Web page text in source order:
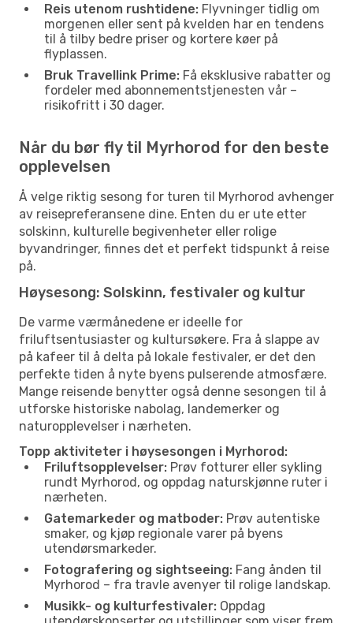
Reis utenom rushtidene: Flyvninger tidlig om
morgenen eller sent på kvelden har en tendens
til å tilby bedre priser og kortere køer på
flyplassen.
Bruk Travellink Prime: Få eksklusive rabatter og
fordeler med abonnementstjenesten vår –
risikofritt i 30 dager.
Når du bør fly til Myrhorod for den beste
opplevelsen
Å velge riktig sesong for turen til Myrhorod avhenger
av reisepreferansene dine. Enten du er ute etter
solskinn, kulturelle begivenheter eller rolige
byvandringer, finnes det et perfekt tidspunkt å reise
på.
Høysesong: Solskinn, festivaler og kultur
De varme værmånedene er ideelle for
friluftsentusiaster og kultursøkere. Fra å slappe av
på kafeer til å delta på lokale festivaler, er det den
perfekte tiden å nyte byens pulserende atmosfære.
Mange reisende benytter også denne sesongen til å
utforske historiske nabolag, landemerker og
naturopplevelser i nærheten.
Topp aktiviteter i høysesongen i Myrhorod:
Friluftsopplevelser: Prøv fotturer eller sykling
rundt Myrhorod, og oppdag naturskjønne ruter i
nærheten.
Gatemarkeder og matboder: Prøv autentiske
smaker, og kjøp regionale varer på byens
utendørsmarkeder.
Fotografering og sightseeing: Fang ånden til
Myrhorod – fra travle avenyer til rolige landskap.
Musikk- og kulturfestivaler: Oppdag